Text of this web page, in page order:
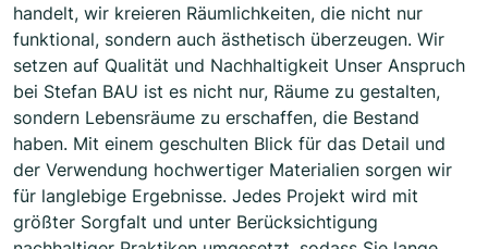
handelt, wir kreieren Räumlichkeiten, die nicht nur
funktional, sondern auch ästhetisch überzeugen. Wir
setzen auf Qualität und Nachhaltigkeit Unser Anspruch
bei Stefan BAU ist es nicht nur, Räume zu gestalten,
sondern Lebensräume zu erschaffen, die Bestand
haben. Mit einem geschulten Blick für das Detail und
der Verwendung hochwertiger Materialien sorgen wir
für langlebige Ergebnisse. Jedes Projekt wird mit
größter Sorgfalt und unter Berücksichtigung